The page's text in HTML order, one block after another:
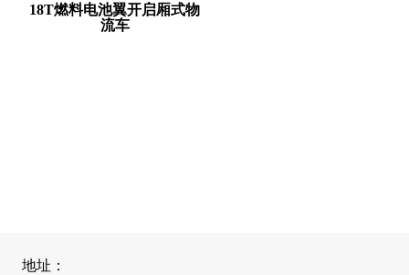
18T燃料电池翼开启厢式物
流车
地址：